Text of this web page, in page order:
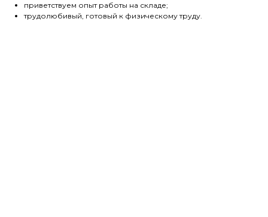
приветствуем опыт работы на складе;
трудолюбивый, готовый к физическому труду.